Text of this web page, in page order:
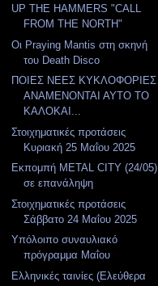
UP THE HAMMERS "CALL
FROM THE NORTH"
Οι Praying Mantis στη σκηνή
του Death Disco
ΠΟΙΕΣ ΝΕΕΣ ΚΥΚΛΟΦΟΡΙΕΣ
ΑΝΑΜΕΝΟΝΤΑΙ ΑΥΤΟ ΤΟ
ΚΑΛΟΚΑΙ...
Στοιχηματικές προτάσεις
Κυριακή 25 Μαΐου 2025
Εκπομπή METAL CITY (24/05)
σε επανάληψη
Στοιχηματικές προτάσεις
Σάββατο 24 Μαΐου 2025
Υπόλοιπο συναυλιακό
πρόγραμμα Μαΐου
Ελληνικές ταινίες (Ελεύθερα